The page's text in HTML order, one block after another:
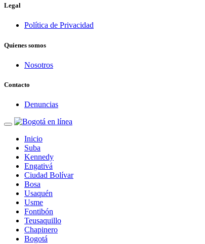
Legal
Política de Privacidad
Quienes somos
Nosotros
Contacto
Denuncias
Inicio
Suba
Kennedy
Engativá
Ciudad Bolívar
Bosa
Usaquén
Usme
Fontibón
Teusaquillo
Chapinero
Bogotá